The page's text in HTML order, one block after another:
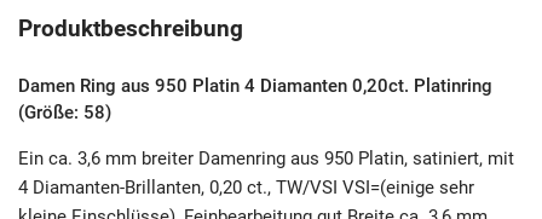
Produktbeschreibung
Damen Ring aus 950 Platin 4 Diamanten 0,20ct. Platinring
(Größe: 58)
Ein ca. 3,6 mm breiter Damenring aus 950 Platin, satiniert, mit
4 Diamanten-Brillanten, 0,20 ct., TW/VSI VSI=(einige sehr